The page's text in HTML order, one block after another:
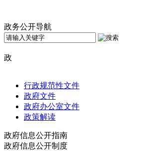
政务公开导航
行政规范性文件
政府文件
政府办公室文件
政策解读
政府信息公开指南
政府信息公开制度